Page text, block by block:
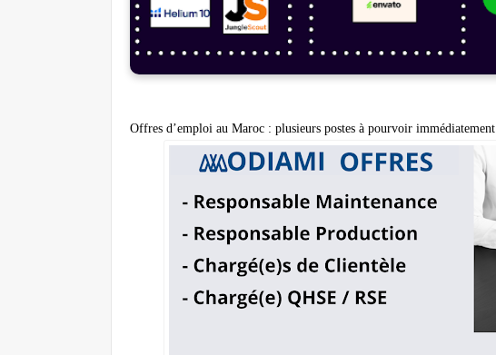
Offres d’emploi au Maroc : plusieurs postes à pourvoir immédiatement